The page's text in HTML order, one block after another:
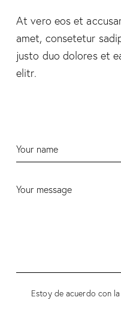
At vero eos et
amet, consetetur
justo duo dolores et
elitr.
Estoy de acuerdo con